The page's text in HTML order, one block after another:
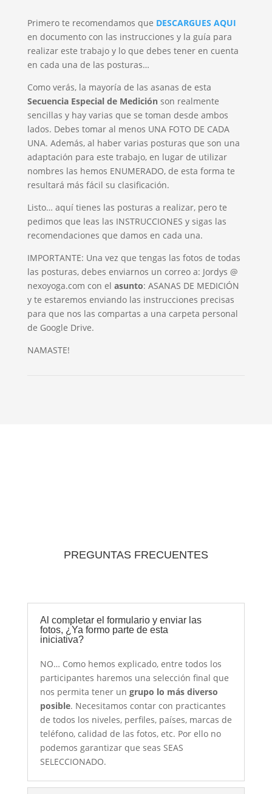
Primero te recomendamos que DESCARGUES AQUI
en documento con las instrucciones y la guía para
realizar este trabajo y lo que debes tener en cuenta
en cada una de las posturas…
Como verás, la mayoría de las asanas de esta
Secuencia Especial de Medición son realmente
sencillas y hay varias que se toman desde ambos
lados. Debes tomar al menos UNA FOTO DE CADA
UNA. Además, al haber varias posturas que son una
adaptación para este trabajo, en lugar de utilizar
nombres las hemos ENUMERADO, de esta forma te
resultará más fácil su clasificación.
Listo… aquí tienes las posturas a realizar, pero te
pedimos que leas las INSTRUCCIONES y sigas las
recomendaciones que damos en cada una.
IMPORTANTE: Una vez que tengas las fotos de todas
las posturas, debes enviarnos un correo a: Jordys @
nexoyoga.com con el asunto: ASANAS DE MEDICIÓN
y te estaremos enviando las instrucciones precisas
para que nos las compartas a una carpeta personal
de Google Drive.
NAMASTE!
PREGUNTAS FRECUENTES
Al completar el formulario y enviar las
fotos, ¿Ya formo parte de esta
iniciativa?
NO… Como hemos explicado, entre todos los
participantes haremos una selección final que
nos permita tener un grupo lo más diverso
posible. Necesitamos contar con practicantes
de todos los niveles, perfiles, países, marcas de
teléfono, calidad de las fotos, etc. Por ello no
podemos garantizar que seas SEAS
SELECCIONADO.